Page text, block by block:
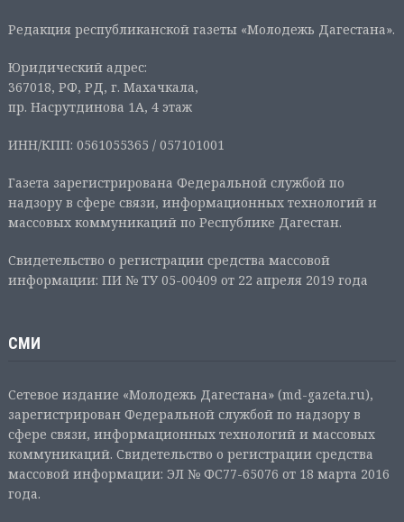
Редакция республиканской газеты «Молодежь Дагестана».
Юридический адрес:
367018, РФ, РД, г. Махачкала,
пр. Насрутдинова 1А, 4 этаж
ИНН/КПП: 0561055365 / 057101001
Газета зарегистрирована Федеральной службой по
надзору в сфере связи, информационных технологий и
массовых коммуникаций по Республике Дагестан.
Свидетельство о регистрации средства массовой
информации: ПИ № ТУ 05-00409 от 22 апреля 2019 года
СМИ
Сетевое издание «Молодежь Дагестана» (md-gazeta.ru),
зарегистрирован Федеральной службой по надзору в
сфере связи, информационных технологий и массовых
коммуникаций. Свидетельство о регистрации средства
массовой информации: ЭЛ № ФС77-65076 от 18 марта 2016
года.